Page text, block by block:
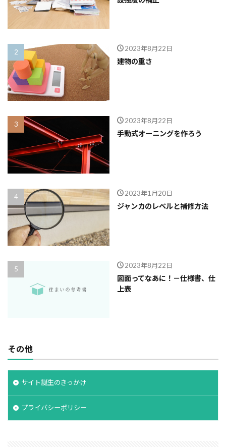
2023年8月22日
建物の重さ
2023年8月22日
手動式オーニングを作ろう
2023年1月20日
ジャンカのレベルと補修方法
2023年8月22日
図面ってなあに！－仕様書、仕
上表
その他
サイト誕生のきっかけ
プライバシーポリシー